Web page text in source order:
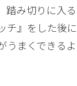
踏み切りに入る
チ』をした後に
うまくできるよ